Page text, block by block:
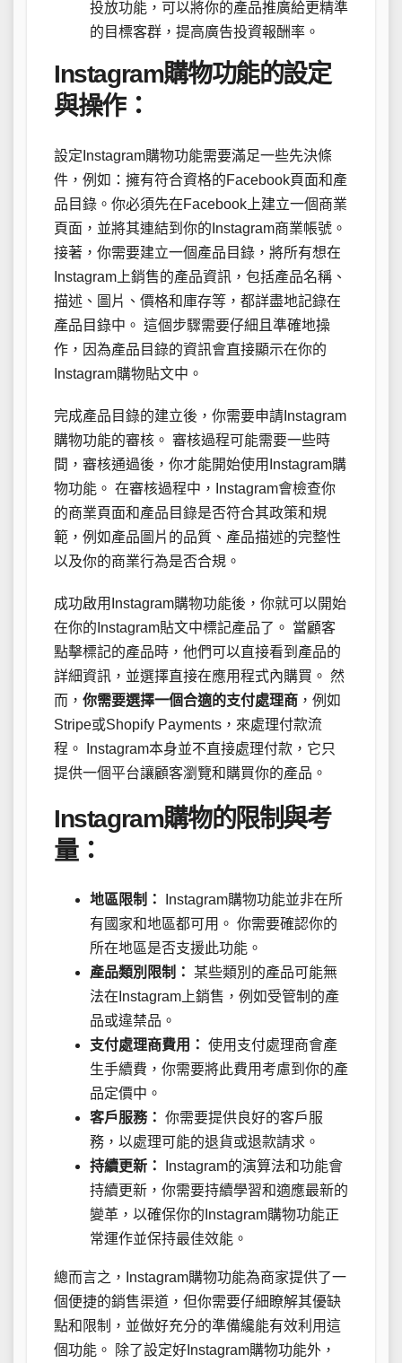
投放功能，可以將你的產品推廣給更精準
的目標客群，提高廣告投資報酬率。
Instagram購物功能的設定
與操作：
設定Instagram購物功能需要滿足一些先決條
件，例如：擁有符合資格的Facebook頁面和產
品目錄。你必須先在Facebook上建立一個商業
頁面，並將其連結到你的Instagram商業帳號。
接著，你需要建立一個產品目錄，將所有想在
Instagram上銷售的產品資訊，包括產品名稱、
描述、圖片、價格和庫存等，都詳盡地記錄在
產品目錄中。 這個步驟需要仔細且準確地操
作，因為產品目錄的資訊會直接顯示在你的
Instagram購物貼文中。
完成產品目錄的建立後，你需要申請Instagram
購物功能的審核。 審核過程可能需要一些時
間，審核通過後，你才能開始使用Instagram購
物功能。 在審核過程中，Instagram會檢查你
的商業頁面和產品目錄是否符合其政策和規
範，例如產品圖片的品質、產品描述的完整性
以及你的商業行為是否合規。
成功啟用Instagram購物功能後，你就可以開始
在你的Instagram貼文中標記產品了。 當顧客
點擊標記的產品時，他們可以直接看到產品的
詳細資訊，並選擇直接在應用程式內購買。 然
而， 你需要選擇一個合適的支付處理商 ，例如
Stripe或Shopify Payments，來處理付款流
程。 Instagram本身並不直接處理付款，它只
提供一個平台讓顧客瀏覽和購買你的產品。
Instagram購物的限制與考
量：
地區限制：
Instagram購物功能並非在所
有國家和地區都可用。 你需要確認你的
所在地區是否支援此功能。
產品類別限制：
某些類別的產品可能無
法在Instagram上銷售，例如受管制的產
品或違禁品。
支付處理商費用： 使用支付處理商會產
生手續費，你需要將此費用考慮到你的產
品定價中。
客戶服務： 你需要提供良好的客戶服
務，以處理可能的退貨或退款請求。
持續更新：
Instagram的演算法和功能會
持續更新，你需要持續學習和適應最新的
變革，以確保你的Instagram購物功能正
常運作並保持最佳效能。
總而言之，Instagram購物功能為商家提供了一
個便捷的銷售渠道，但你需要仔細瞭解其優缺
點和限制，並做好充分的準備纔能有效利用這
個功能。 除了設定好Instagram購物功能外，